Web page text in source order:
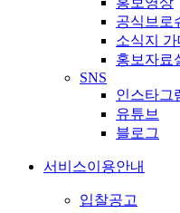
공식브로
소식지 가
홍보자료
SNS
인스타그
유튜브
블로그
서비스이용안내
입찰공고